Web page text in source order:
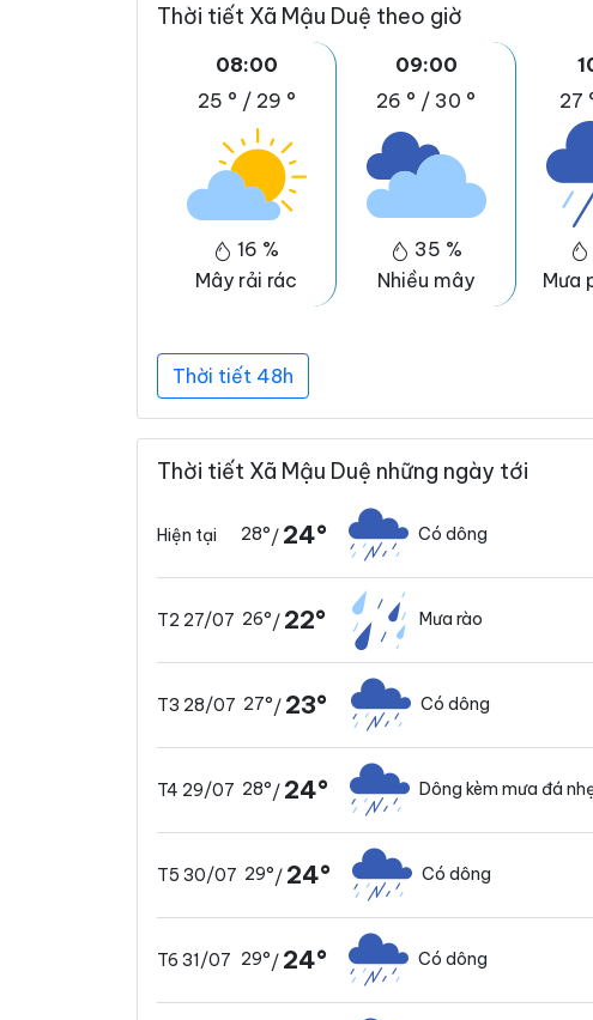
Thời tiết Xã Mậu Duệ theo giờ
08:00
25 ° / 29 °
16 %
Mây rải rác
09:00
26 ° / 30 °
35 %
Nhiều mây
27
Mưa
Thời tiết 48h
Thời tiết Xã Mậu Duệ những ngày tới
Hiện tại 28°/ 24° Có dông
T2 27/07 26°/ 22° Mưa rào
T3 28/07 27°/ 23° Có dông
T4 29/07 28°/ 24° Dông kèm mưa đá
T5 30/07 29°/ 24° Có dông
T6 31/07 29°/ 24° Có dông